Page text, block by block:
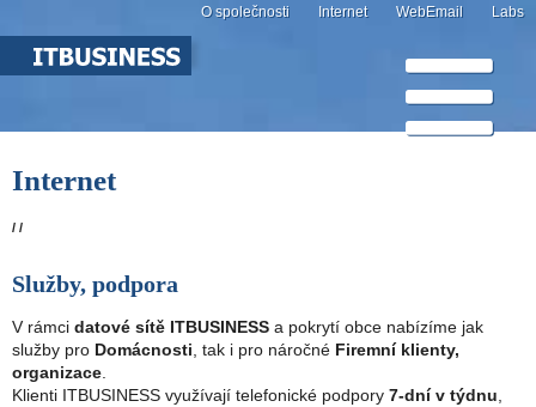
O společnosti Internet WebEmail Labs
Internet
/ /
Služby, podpora
V rámci datové sítě ITBUSINESS a pokrytí obce nabízíme jak
služby pro Domácnosti , tak i pro náročné Firemní klienty,
organizace
Klienti ITBUSINESS využívají telefonické podpory 7-dní v týdnu